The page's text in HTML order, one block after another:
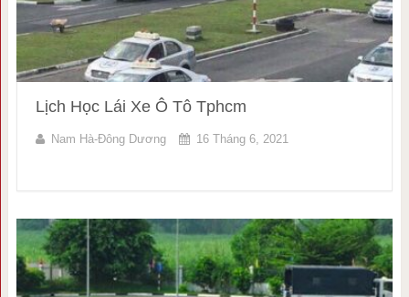
Lịch Học Lái Xe Ô Tô Tphcm
Nam Hà-Đông Dương 16 Tháng 6, 2021